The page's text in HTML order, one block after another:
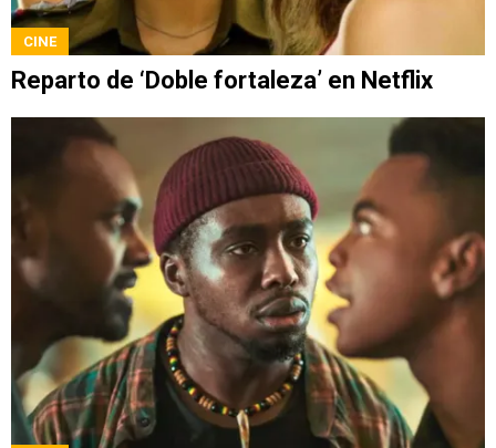
CINE
Reparto de ‘Doble fortaleza’ en Netflix